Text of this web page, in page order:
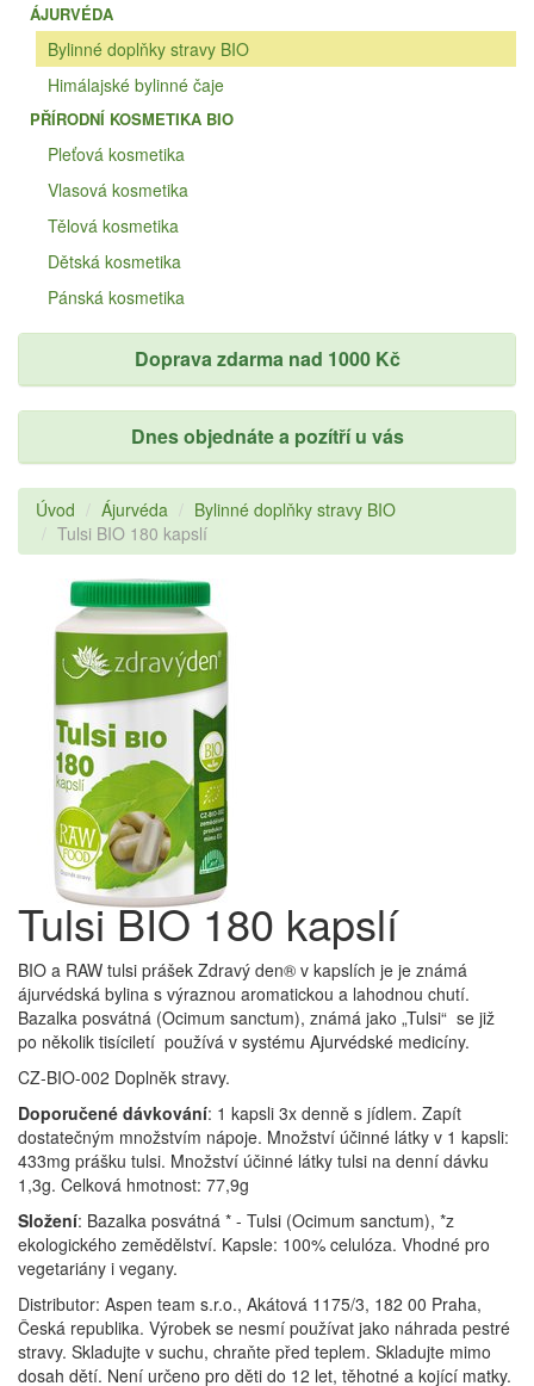
ÁJURVÉDA
Bylinné doplňky stravy BIO
Himálajské bylinné čaje
PŘÍRODNÍ KOSMETIKA BIO
Pleťová kosmetika
Vlasová kosmetika
Tělová kosmetika
Dětská kosmetika
Pánská kosmetika
Doprava zdarma nad 1000 Kč
Dnes objednáte a pozítří u vás
Úvod Ájurvéda
Bylinné doplňky stravy BIO
Tulsi BIO 180 kapslí
Tulsi BIO 180 kapslí
BIO a RAW tulsi prášek Zdravý den® v kapslích je je známá
ájurvédská bylina s výraznou aromatickou a lahodnou chutí.
Bazalka posvátná (Ocimum sanctum), známá jako „Tulsi“ se již
po několik tisíciletí používá v systému Ajurvédské medicíny.
CZ-BIO-002 Doplněk stravy.
Doporučené dávkování: 1 kapsli 3x denně s jídlem. Zapít
dostatečným množstvím nápoje. Množství účinné látky v 1 kapsli:
433mg prášku tulsi. Množství účinné látky tulsi na denní dávku
1,3g. Celková hmotnost: 77,9g
Složení: Bazalka posvátná * - Tulsi (Ocimum sanctum), *z
ekologického zemědělství. Kapsle: 100% celulóza. Vhodné pro
vegetariány i vegany.
Distributor: Aspen team s.r.o., Akátová 1175/3, 182 00 Praha,
Česká republika. Výrobek se nesmí používat jako náhrada pestré
stravy. Skladujte v suchu, chraňte před teplem. Skladujte mimo
dosah dětí. Není určeno pro děti do 12 let, těhotné a kojící matky.